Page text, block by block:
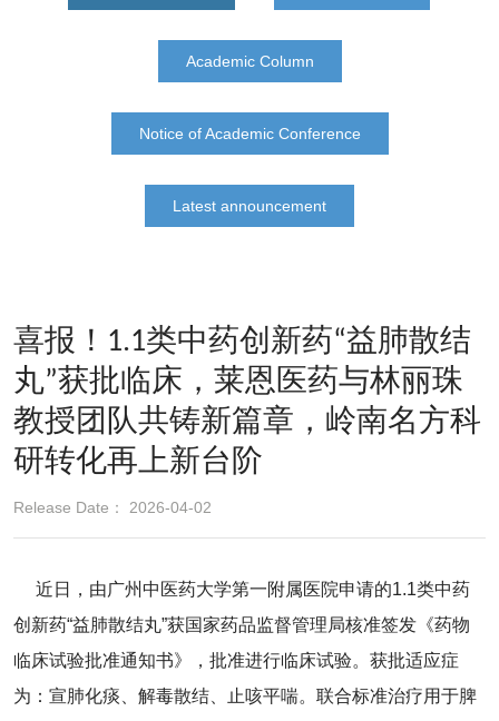
Academic Column
Notice of Academic Conference
Latest announcement
喜报！1.1类中药创新药“益肺散结
丸”获批临床，莱恩医药与林丽珠
教授团队共铸新篇章，岭南名方科
研转化再上新台阶
Release Date： 2026-04-02
近日，由广州中医药大学第一附属医院申请的1.1类中药
创新药“益肺散结丸”获国家药品监督管理局核准签发《药物
临床试验批准通知书》，批准进行临床试验。获批适应症
为：宣肺化痰、解毒散结、止咳平喘。联合标准治疗用于脾